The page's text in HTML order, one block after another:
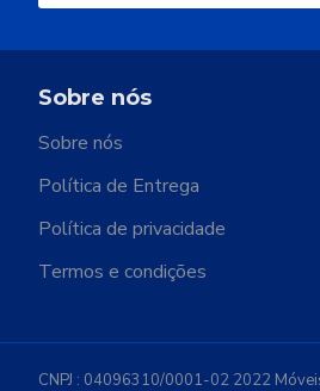
Sobre nós
Sobre nós
Política de Entrega
Política de privacidade
Termos e condições
CNPJ : 04096310/0001-02 2022